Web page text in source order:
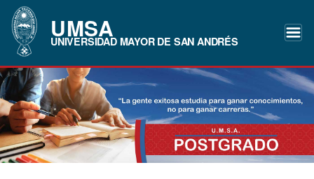
UMSA
UNIVERSIDAD MAYOR DE SAN ANDRÉS